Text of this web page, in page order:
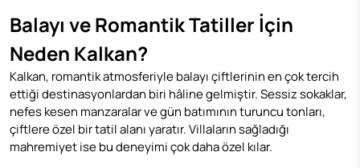
Balayı ve Romantik Tatiller İçin
Neden Kalkan?
Kalkan, romantik atmosferiyle balayı çiftlerinin en çok tercih
ettiği destinasyonlardan biri hâline gelmiştir. Sessiz sokaklar,
nefes kesen manzaralar ve gün batımının turuncu tonları,
çiftlere özel bir tatil alanı yaratır. Villaların sağladığı
mahremiyet ise bu deneyimi çok daha özel kılar.